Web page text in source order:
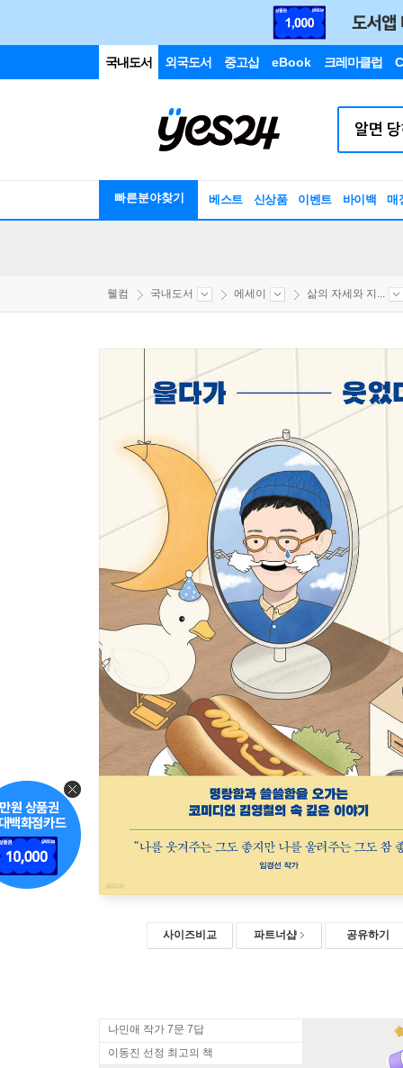
국내도서 외국도서 중고샵 eBook 크레마클럽
빠른분야찾기 베스트 신상품 이벤트 바이백 매
웰컴 국내도서 에세이 삶의 자세와 지...
사이즈비교 파트너샵 공유하기
나민애 작가 7문 7답
이동진 선정 최고의 책